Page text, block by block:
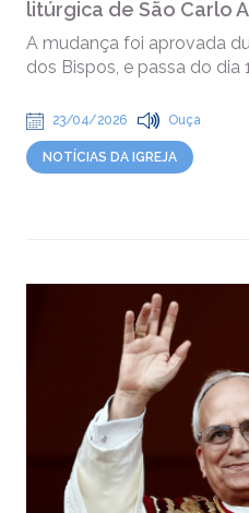
litúrgica de São Carlo
A mudança foi aprovada
dos Bispos, e passa do dia
23/04/2026 Ouça
NOTÍCIAS DA IGREJA